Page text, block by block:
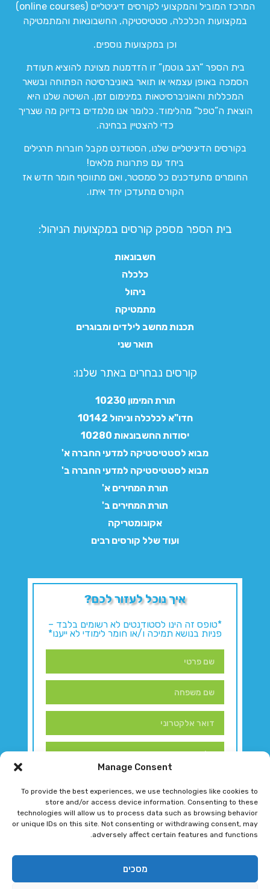
Manage Consent
To provide the best experiences, we use technologies like cookies to
store and/or access device information. Consenting to these
technologies will allow us to process data such as browsing behavior
or unique IDs on this site. Not consenting or withdrawing consent, may
adversely affect certain features and functions.
מסכים
המרכז המוביל והמקצועי לקורסים דיגיטליים (online courses)
במקצועות הכלכלה, סטטיסטיקה, החשבונאות והמתמטיקה
וכן במקצועות נוספים.
בית הספר “רגב גוטמן” זו הזדמנות מצוינת להוציא תעודת
הסמכה באופן עצמאי או תואר באוניברסיטה הפתוחה ובשאר
המכללות והאוניברסיטאות במינימום זמן. השיטה שלנו היא
הוצאת ה”טפל” מהלימוד. כלומר אנו מלמדים בדיוק מה שצריך
כדי להצטיין בבחינה.
בקורסים הדיגיטליים שלנו, הסטודנט מקבל חוברות תרגילים
ביחד עם פתרונות מלאים!
החומרים מתעדכנים כל סמסטר, ואם מתווסף חומר חדש אז
הקורס מתעדכן יחד איתו.
בית הספר מספק קורסים במקצועות הניהול:
חשבונאות
כלכלה
ניהול
מתמטיקה
תכנות מחשב לילדים ומבוגרים
תואר שני
קורסים נבחרים באתר שלנו:​
תורת המימון 10230
חדו"א לכלכלה וניהול 10142
יסודות החשבונאות 10280
מבוא לסטטיסטיקה למדעי החברה א'
מבוא לסטטיסטיקה למדעי החברה ב'
תורת המחירים א'
תורת המחירים ב'
אקונומטריקה
ועוד שלל קורסים רבים
איך נוכל לעזור לכם?
*טופס זה הינו לסטודנטים לא רשומים בלבד –
פניות בנושא תמיכה ו/או חומר לימודי לא ייענו*